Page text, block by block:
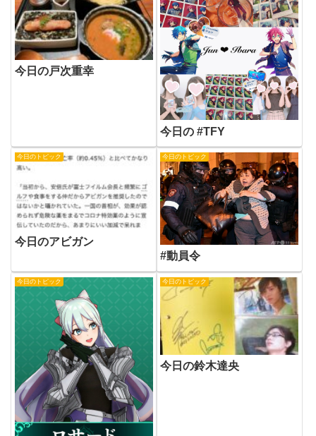
今日の戸次重幸
今日の #TFY
今日のトピック
今日のアビガン
今日のトピック
#動員令
今日のトピック 今日のトピック
今日の鈴木達央